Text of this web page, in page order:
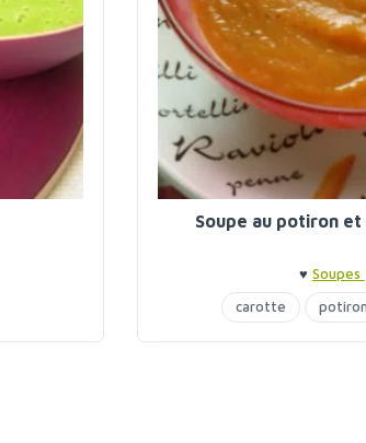
Soupe au potiron
♥ Soupes
carotte
potiron